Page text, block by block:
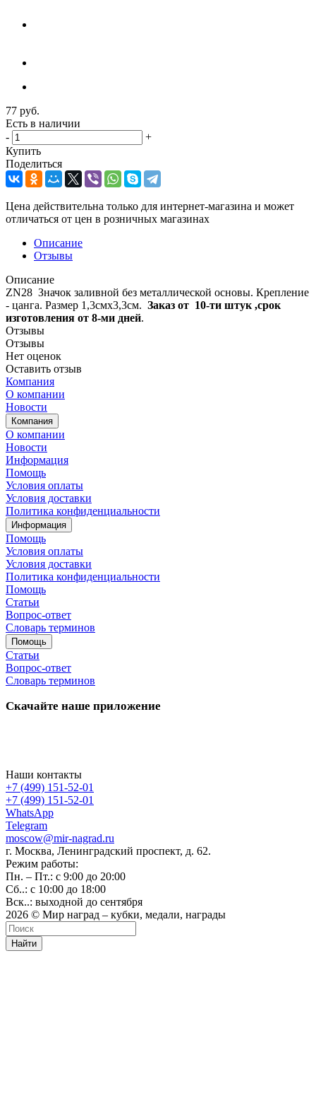
77 руб.
Есть в наличии
-
+
Купить
Поделиться
Цена действительна только для интернет-магазина и может
отличаться от цен в розничных магазинах
Описание
Отзывы
Описание
ZN28 Значок заливной без металлической основы. Крепление
- цанга. Размер 1,3смx3,3см. Заказ от 10-ти штук ,срок
изготовления от 8-ми дней.
Отзывы
Отзывы
Нет оценок
Оставить отзыв
Компания
О компании
Новости
Компания
О компании
Новости
Информация
Помощь
Условия оплаты
Условия доставки
Политика конфиденциальности
Информация
Помощь
Условия оплаты
Условия доставки
Политика конфиденциальности
Помощь
Статьи
Вопрос-ответ
Словарь терминов
Помощь
Статьи
Вопрос-ответ
Словарь терминов
Скачайте наше приложение
Наши контакты
+7 (499) 151-52-01
+7 (499) 151-52-01
WhatsApp
Telegram
moscow@mir-nagrad.ru
г. Москва, Ленинградский проспект, д. 62.
Режим работы:
Пн. – Пт.: с 9:00 до 20:00
Сб..: с 10:00 до 18:00
Вск..: выходной до сентября
2026 © Мир наград – кубки, медали, награды
Найти